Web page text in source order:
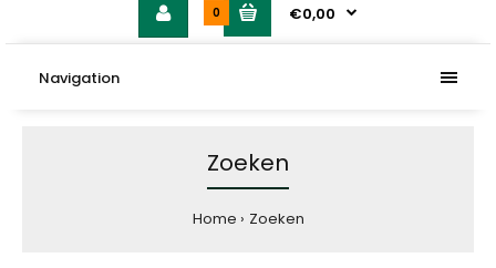
0 €0,00
Navigation
Zoeken
Home Zoeken